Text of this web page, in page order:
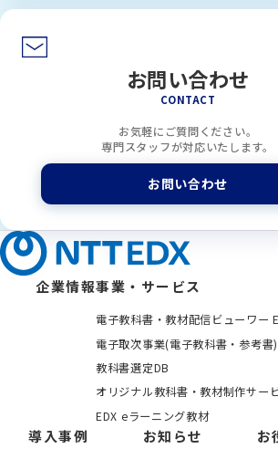
お問い合わせ
CONTACT
お気軽にご質問ください。
専門スタッフが対応いたします。
お問い合わせ
企業情報事業・サービス
電子教科書・教材配信ビューワー
電子取次事業(電子教科書・参考書)
教科書選定DB
オリジナル教科書・教材制作サー
EDX eラーニング教材
導入事例 お知らせ お